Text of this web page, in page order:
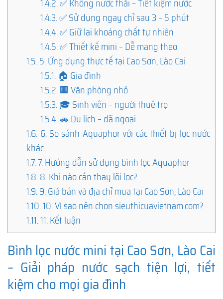
1.4.2.✅ Không nước thải – Tiết kiệm nước
1.4.3.✅ Sử dụng ngay chỉ sau 3 – 5 phút
1.4.4.✅ Giữ lại khoáng chất tự nhiên
1.4.5.✅ Thiết kế mini – Dễ mang theo
1.5.5. Ứng dụng thực tế tại Cao Sơn, Lào Cai
1.5.1.🏠 Gia đình
1.5.2.🏢 Văn phòng nhỏ
1.5.3.🎓 Sinh viên – người thuê trọ
1.5.4.🚗 Du lịch – dã ngoại
1.6. 6. So sánh Aquaphor với các thiết bị lọc nước
khác
1.7.7. Hướng dẫn sử dụng bình lọc Aquaphor
1.8.8. Khi nào cần thay lõi lọc?
1.9.9. Giá bán và địa chỉ mua tại Cao Sơn, Lào Cai
1.10.10. Vì sao nên chọn sieuthicuavietnam.com?
1.11.11. Kết luận
Bình lọc nước mini tại Cao Sơn, Lào Cai
– Giải pháp nước sạch tiện lợi, tiết
kiệm cho mọi gia đình